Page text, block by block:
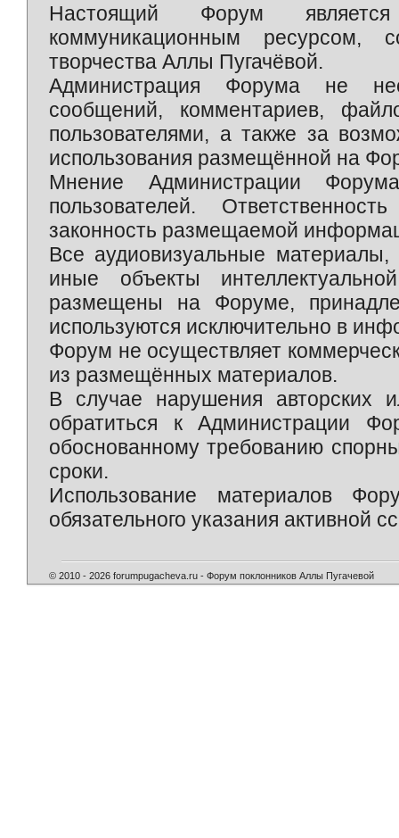
Настоящий Форум является
коммуникационным ресурсом,
творчества Аллы Пугачёвой.
Администрация Форума не
сообщений, комментариев,
пользователями, а также за
использования размещённой на
Мнение Администрации
пользователей.
законность размещаемой
Все аудиовизуальные
иные объекты
размещены на Форуме,
используются исключительно в
Форум не осуществляет
из размещённых материалов.
В случае нарушения авторских
обратиться к Администрации
обоснованному требованию
сроки.
Использование материалов
обязательного указания активной
© 2010 - 2026 forumpugacheva.ru - Форум поклонников Аллы Пугачевой